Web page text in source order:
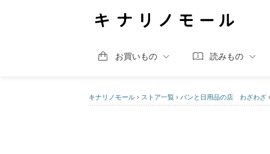
お買いもの 読みもの
キナリノモール › ストア一覧 › パンと日用品の店 わざわざ